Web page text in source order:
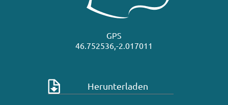
GPS
46.752536,-2.017011
Herunterladen